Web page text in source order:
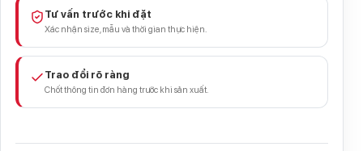
Tư vấn trước khi đặt
Xác nhận size, mẫu và thời gian thực hiện.
Trao đổi rõ ràng
Chốt thông tin đơn hàng trước khi sản xuất.